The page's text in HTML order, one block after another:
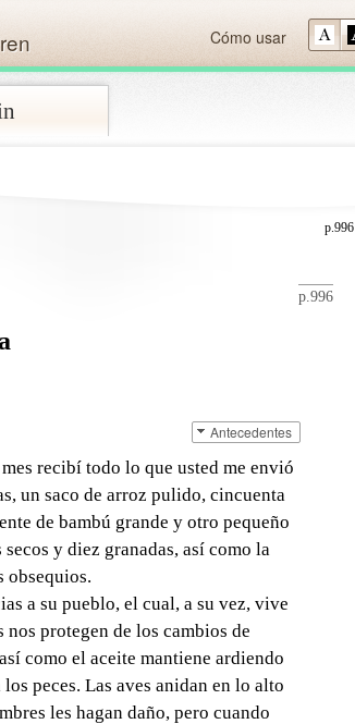
Cómo usar
p.996
p.996
Antecedentes
recibí todo lo que usted me envió
un saco de arroz pulido, cincuenta
de bambú grande y otro pequeño
y diez granadas, así como la
obsequios.
a su pueblo, el cual, a su vez, vive
protegen de los cambios de
como el aceite mantiene ardiendo
peces. Las aves anidan en lo alto
les hagan daño, pero cuando